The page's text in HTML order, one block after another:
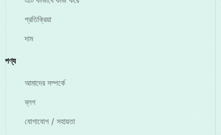
প্রতিক্রিয়া
দাম
পণ্য
আমাদের সম্পর্কে
ব্লগ
যোগাযোগ / সহায়তা